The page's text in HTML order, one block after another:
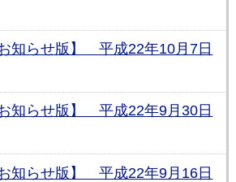
知らせ版】 平成22年10月7日
知らせ版】 平成22年9月30日
知らせ版】 平成22年9月16日